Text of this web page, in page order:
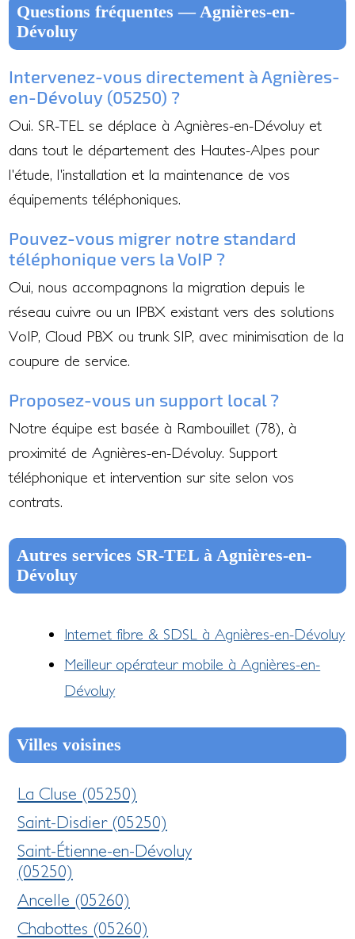
Questions fréquentes — Agnières-en-
Dévoluy
Intervenez-vous directement à Agnières-
en-Dévoluy (05250) ?
Oui. SR-TEL se déplace à Agnières-en-Dévoluy et
dans tout le département des Hautes-Alpes pour
l'étude, l'installation et la maintenance de vos
équipements téléphoniques.
Pouvez-vous migrer notre standard
téléphonique vers la VoIP ?
Oui, nous accompagnons la migration depuis le
réseau cuivre ou un IPBX existant vers des solutions
VoIP, Cloud PBX ou trunk SIP, avec minimisation de la
coupure de service.
Proposez-vous un support local ?
Notre équipe est basée à Rambouillet (78), à
proximité de Agnières-en-Dévoluy. Support
téléphonique et intervention sur site selon vos
contrats.
Autres services SR-TEL à Agnières-en-
Dévoluy
Internet fibre & SDSL à Agnières-en-Dévoluy
Meilleur opérateur mobile à Agnières-en-
Dévoluy
Villes voisines
La Cluse (05250)
Saint-Disdier (05250)
Saint-Étienne-en-Dévoluy
(05250)
Ancelle (05260)
Chabottes (05260)